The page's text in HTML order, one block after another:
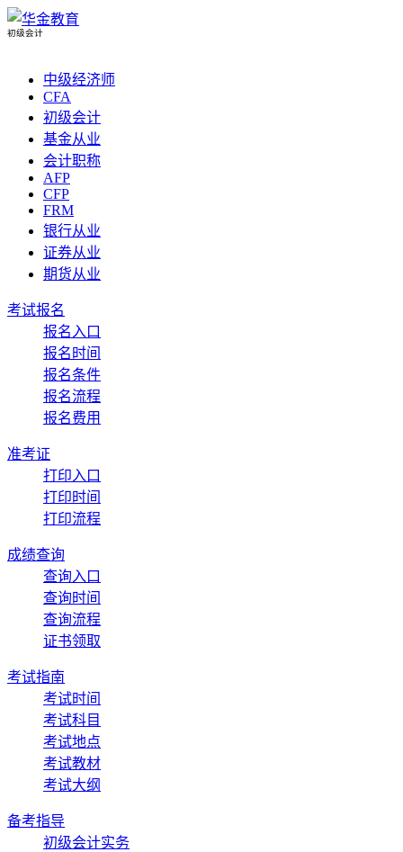
初级会计
中级经济师
CFA
初级会计
基金从业
会计职称
AFP
CFP
FRM
银行从业
证券从业
期货从业
考试报名
报名入口
报名时间
报名条件
报名流程
报名费用
准考证
打印入口
打印时间
打印流程
成绩查询
查询入口
查询时间
查询流程
证书领取
考试指南
考试时间
考试科目
考试地点
考试教材
考试大纲
备考指导
初级会计实务